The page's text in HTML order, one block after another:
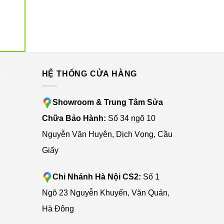
HỆ THỐNG CỬA HÀNG
Showroom & Trung Tâm Sửa
Chữa Bảo Hành: Số 34 ngõ 10
Nguyễn Văn Huyên, Dịch Vọng, Cầu
Giấy
Chi Nhánh Hà Nội CS2: Số 1
Ngõ 23 Nguyễn Khuyến, Văn Quán,
Hà Đông